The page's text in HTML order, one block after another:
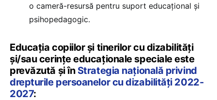
o cameră-resursă pentru suport educațional și
psihopedagogic.
Educația copiilor și tinerilor cu dizabilități
și/sau cerințe educaționale speciale este
prevăzută și în Strategia națională privind
drepturile persoanelor cu dizabilități 2022-
2027: